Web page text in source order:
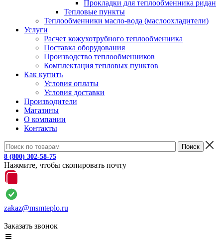
Прокладки для теплообменника ридан
Тепловые пункты
Теплообменники масло-вода (маслоохладители)
Услуги
Расчет кожухотрубного теплообменника
Поставка оборудования
Производство теплообменников
Комплектация тепловых пунктов
Как купить
Условия оплаты
Условия доставки
Производители
Магазины
О компании
Контакты
8 (800) 302-58-75
Нажмите, чтобы скопировать почту
zakaz@msmteplo.ru
Заказать звонок